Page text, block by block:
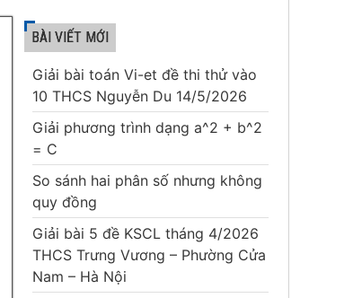
BÀI VIẾT MỚI
Giải bài toán Vi-et đề thi thử vào
10 THCS Nguyễn Du 14/5/2026
Giải phương trình dạng a^2 + b^2
= C
So sánh hai phân số nhưng không
quy đồng
Giải bài 5 đề KSCL tháng 4/2026
THCS Trưng Vương – Phường Cửa
Nam – Hà Nội